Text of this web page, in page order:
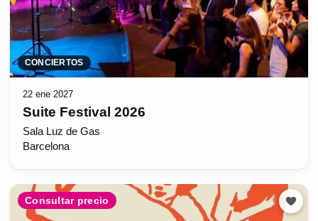
CONCIERTOS
22 ene 2027
Suite Festival 2026
Sala Luz de Gas
Barcelona
Consultar precio